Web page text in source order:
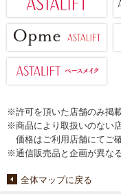
※許可を頂いた店舗のみ掲
※商品により取扱いのない
価格はご利用店舗にてご
※通信販売品と企画が異な
全体マップに戻る